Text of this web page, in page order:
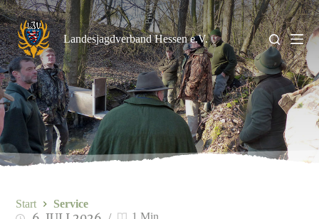
Zum
Inhalt
springen
Landesjagdverband Hessen e.V.
Privat
Start Service